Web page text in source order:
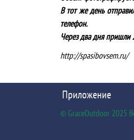
В тот же день
телефон.
Через два дня пришли
http://spasibovsem.ru/
Приложение
© GraceOutdoor 2025